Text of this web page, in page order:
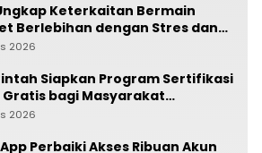
Keterkaitan Bermain
Berlebihan dengan Stres dan
Hati
2026
Siapkan Program Sertifikasi
Gratis bagi Masyarakat
Rendah
2026
Perbaiki Akses Ribuan Akun